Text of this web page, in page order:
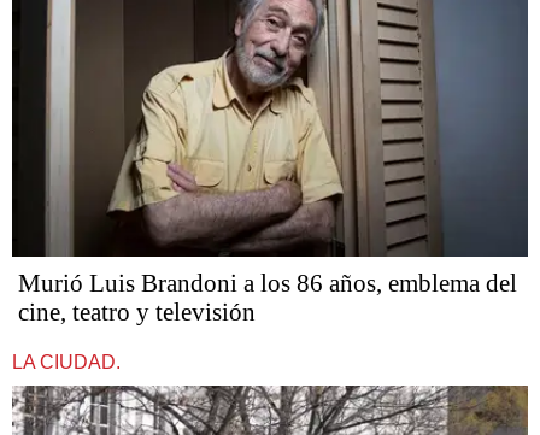
Murió Luis Brandoni a los 86 años, emblema del
cine, teatro y televisión
LA CIUDAD.